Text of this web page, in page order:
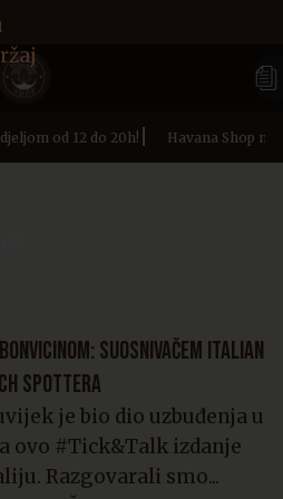
od 12 do 20h!| Havana Shop na
SUOSNIVAČEM ITALIAN
SPOTTERA
je bio dio uzbuđenja u
ovo #Tick&Talk izdanje
Razgovarali smo...